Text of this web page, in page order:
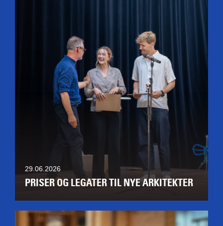
29.06.2026
PRISER OG LEGATER TIL NYE ARKITEKTER